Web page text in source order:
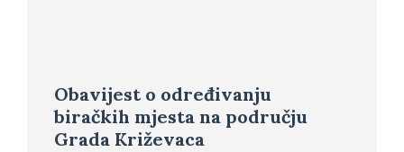
Obavijest o određivanju
biračkih mjesta na području
Grada Križevaca